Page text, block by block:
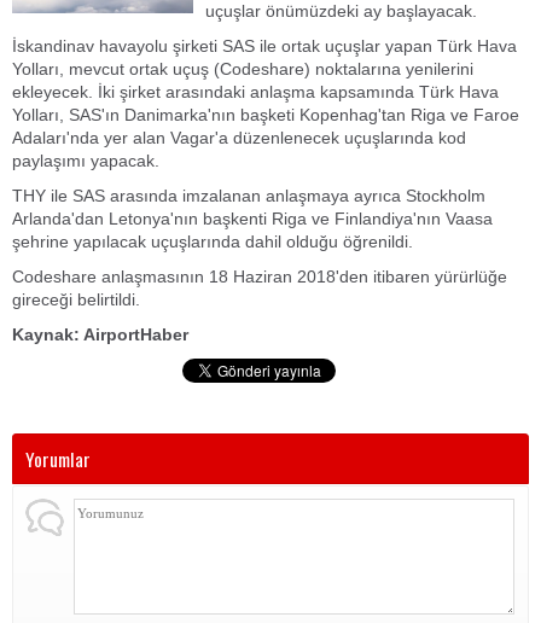
uçuşlar önümüzdeki ay başlayacak.
İskandinav havayolu şirketi SAS ile ortak uçuşlar yapan Türk Hava
Yolları, mevcut ortak uçuş (Codeshare) noktalarına yenilerini
ekleyecek. İki şirket arasındaki anlaşma kapsamında Türk Hava
Yolları, SAS'ın Danimarka'nın başketi Kopenhag'tan Riga ve Faroe
Adaları'nda yer alan Vagar'a düzenlenecek uçuşlarında kod
paylaşımı yapacak.
THY ile SAS arasında imzalanan anlaşmaya ayrıca Stockholm
Arlanda'dan Letonya'nın başkenti Riga ve Finlandiya'nın Vaasa
şehrine yapılacak uçuşlarında dahil olduğu öğrenildi.
Codeshare anlaşmasının 18 Haziran 2018'den itibaren yürürlüğe
gireceği belirtildi.
Kaynak: AirportHaber
Yorumlar